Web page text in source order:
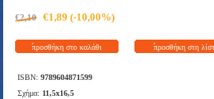
€2,10 €1,89 (-10,00%)
προσθήκη στο καλάθι προσθήκη στη
ISBN: 9789604871599
Σχήμα: 11,5x16,5